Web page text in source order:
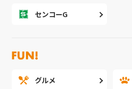
センコーG
グルメ